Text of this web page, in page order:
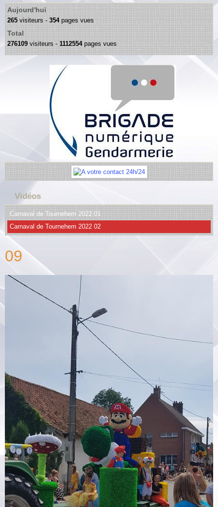
Aujourd'hui
265 visiteurs - 354pages vues
Total
276109 visiteurs - 1112554pages vues
Vidéos
Carnaval de Tournehem 2022 01
Carnaval de Tournehem 2022 02
09